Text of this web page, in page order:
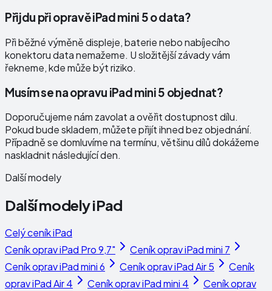
Přijdu při opravě iPad mini 5 o data?
Při běžné výměně displeje, baterie nebo nabíjecího
konektoru data nemažeme. U složitější závady vám
řekneme, kde může být riziko.
Musím se na opravu iPad mini 5 objednat?
Doporučujeme nám zavolat a ověřit dostupnost dílu.
Pokud bude skladem, můžete přijít ihned bez objednání.
Případně se domluvíme na termínu, většinu dílů dokážeme
naskladnit následující den.
Další modely
Další modelyiPad
Celý ceníkiPad
Ceník opraviPad Pro 9,7" Ceník opraviPad mini 7
Ceník opraviPad mini 6 Ceník opraviPad Air 5
Ceník
opraviPad Air 4 Ceník opraviPad mini 4
Ceník oprav